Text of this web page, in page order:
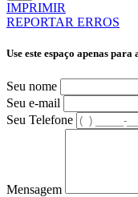
IMPRIMIR
REPORTAR ERROS
Use este espaço apenas
Seu nome
Seu e-mail
Seu Telefone
Mensagem